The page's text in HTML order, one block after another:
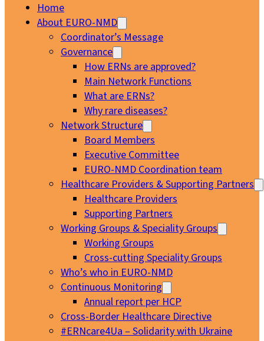
Home
About EURO-NMD
Coordinator’s Message
Governance
How ERNs are approved?
Main Network Functions
What are ERNs?
Why rare diseases?
Network Structure
Board Members
Executive Committee
EURO-NMD Coordination team
Healthcare Providers & Supporting Partners
Healthcare Providers
Supporting Partners
Working Groups & Speciality Groups
Working Groups
Cross-cutting Speciality Groups
Who’s who in EURO-NMD
Continuous Monitoring
Annual report per HCP
Cross-Border Healthcare Directive
#ERNcare4Ua – Solidarity with Ukraine